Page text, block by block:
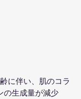
に伴い、肌のコラ
の生成量が減少